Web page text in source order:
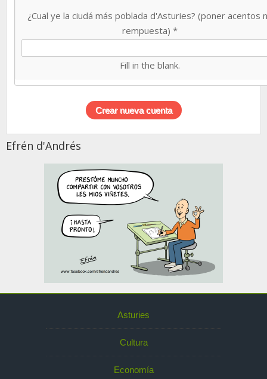
¿Cual ye la ciudá más poblada d'Asturies? (poner acentos
rempuesta) *
Fill in the blank.
Efrén d'Andrés
Asturies
Cultura
Economía